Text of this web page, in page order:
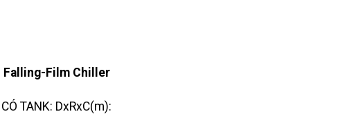
Falling-Film Chiller
TANK: DxRxC(m):